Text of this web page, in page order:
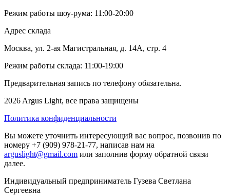
Режим работы шоу-рума: 11:00-20:00
Адрес склада
Москва, ул. 2-ая Магистральная, д. 14А, стр. 4
Режим работы склада: 11:00-19:00
Предварительная запись по телефону обязательна.
2026 Argus Light, все права защищены
Политика конфиденциальности
Вы можете уточнить интересующий вас вопрос, позвонив по
номеру +7 (909) 978-21-77, написав нам на
arguslight@gmail.com или заполнив форму обратной связи
далее.
Индивидуальный предприниматель Гузева Светлана
Сергеевна